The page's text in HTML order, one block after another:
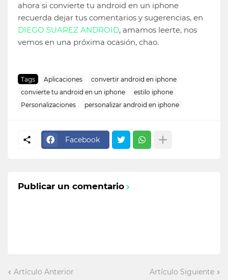
ahora si convierte tu android en un iphone
recuerda dejar tus comentarios y sugerencias, en
DIEGO SUAREZ ANDROID, amamos leerte, nos
vemos en una próxima ocasión, chao.
Tags Aplicaciones
convertir android en iphone
convierte tu android en un iphone
estilo iphone
Personalizaciones
personalizar android en iphone
Facebook
Publicar un comentario
Artículo Anterior Artículo Siguiente